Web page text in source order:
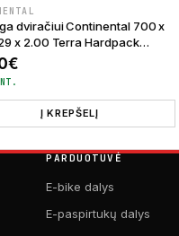
dviračiui Continental 700 x
x 2.00 Terra Hardpack
€
Į KREPŠELĮ
PARDUOTUVĖ
E-bike dalys
E-paspirtukų dalys